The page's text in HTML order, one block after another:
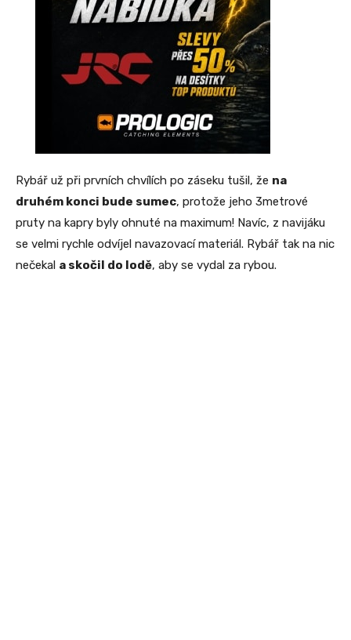
Rybář už při prvních chvílích po záseku tušil, že na
druhém konci bude sumec, protože jeho 3metrové
pruty na kapry byly ohnuté na maximum! Navíc, z navijáku
se velmi rychle odvíjel navazovací materiál. Rybář tak na nic
nečekal a skočil do lodě, aby se vydal za rybou.